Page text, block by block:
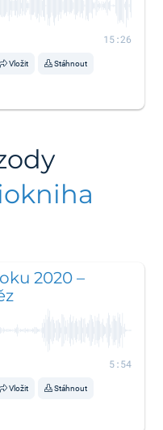
15:26
Vložit Stáhnout
2020 –
5:54
Vložit Stáhnout